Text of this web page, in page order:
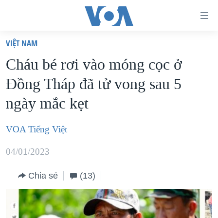
truy
cập
Tới
nội
dung
chính
điều
hướng
chính
VIỆT NAM
HOA KỲ
BIỂN ĐÔNG
THẾ GIỚI
DIỄN ĐÀN
MỤC
TỰ DO BÁO CHÍ
VẠCH TRẦN TIN GIẢ
CHUYÊN ĐỀ
CHIẾN TRANH THƯƠNG MẠI CỦA MỸ: QUÁ KHỨ VÀ HIỆN
HỌC TIẾNG ANH
VIỆT NAM
Cháu bé rơi vào móng cọc ở
Đồng Tháp đã tử vong sau 5
ngày mắc kẹt
VOA Tiếng Việt
04/01/2023
Chia sẻ (13)